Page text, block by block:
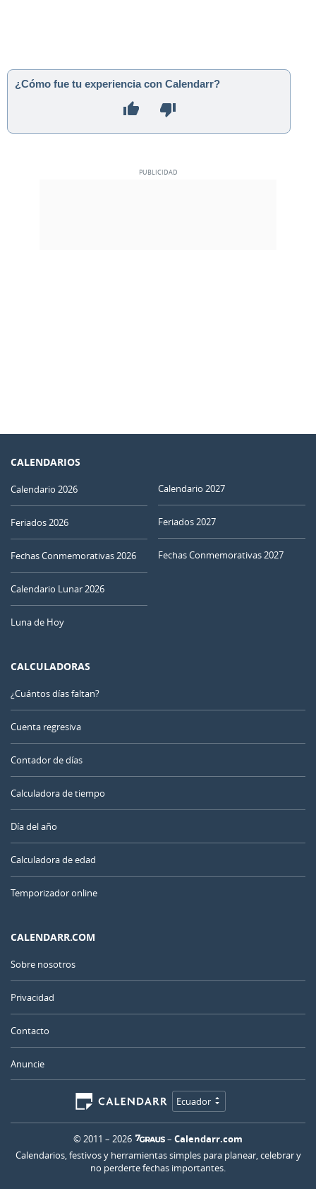
¿Cómo fue tu experiencia con Calendarr?
CALENDARIOS
Calendario 2026
Feriados 2026
Fechas Conmemorativas 2026
Calendario Lunar 2026
Luna de Hoy
Calendario 2027
Feriados 2027
Fechas Conmemorativas 2027
CALCULADORAS
¿Cuántos días faltan?
Cuenta regresiva
Contador de días
Calculadora de tiempo
Día del año
Calculadora de edad
Temporizador online
CALENDARR.COM
Sobre nosotros
Privacidad
Contacto
Anuncie
Ecuador
© 2011 – 2026 – Calendarr.com
Calendarios, festivos y herramientas simples para planear, celebrar y
no perderte fechas importantes.